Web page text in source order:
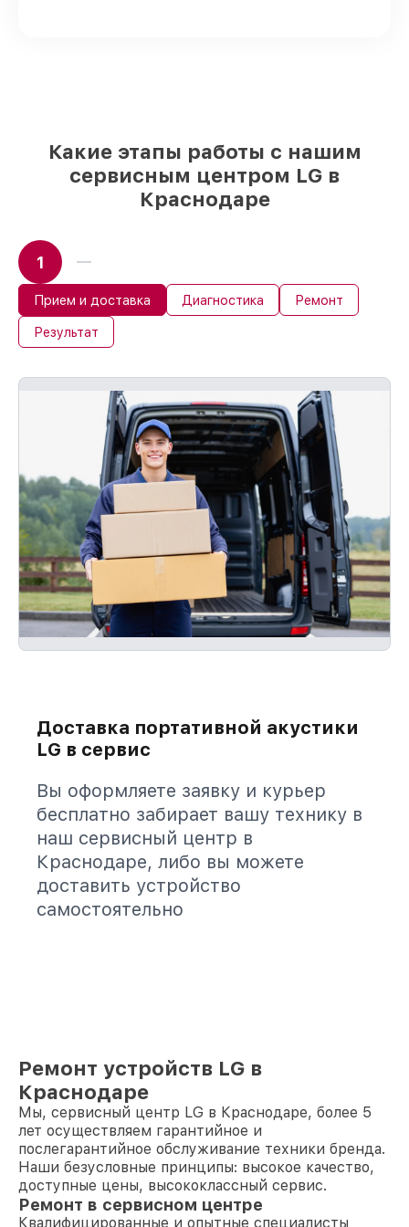
Какие этапы работы с нашим
сервисным центром LG в
Краснодаре
1
Прием и доставка Диагностика Ремонт
Результат
Доставка портативной акустики
LG в сервис
Вы оформляете заявку и курьер
бесплатно забирает вашу технику в
наш сервисный центр в
Краснодаре, либо вы можете
доставить устройство
самостоятельно
Ремонт устройств LG в
Краснодаре
Мы, сервисный центр LG в Краснодаре, более 5
лет осуществляем гарантийное и
послегарантийное обслуживание техники бренда.
Наши безусловные принципы: высокое качество,
доступные цены, высококлассный сервис.
Ремонт в сервисном центре
Квалифицированные и опытные специалисты